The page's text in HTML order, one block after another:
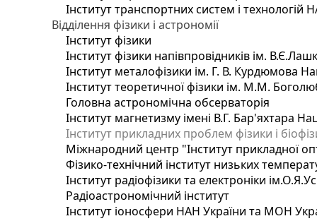
Інститут транспортних систем і технологій
Відділення фізики і астрономії
Інститут фізики
Інститут фізики напівпровідників ім.
Інститут металофізики ім. Г. В. Курдюмова
Інститут теоретичної фізики ім. М.М.
Головна астрономічна обсерваторія
Інститут магнетизму імені В.Г. Бар'яхтара
Інститут прикладних проблем фізики і
Міжнародний центр "Інститут прикладної
Фізико-технічний інститут низьких
Інститут радіофізики та електроніки
Радіоастрономічний інститут
Інститут іоносфери НАН України та МОН